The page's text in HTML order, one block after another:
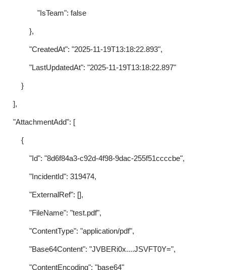
"IsTeam": false
},
"CreatedAt": "2025-11-19T13:18:22.893",
"LastUpdatedAt": "2025-11-19T13:18:22.897"
}
],
"AttachmentAdd": [
{
"Id": "8d6f84a3-c92d-4f98-9dac-255f51ccccbe",
"IncidentId": 319474,
"ExternalRef": [],
"FileName": "test.pdf",
"ContentType": "application/pdf",
"Base64Content": "JVBERi0x....JSVFT0Y=",
"ContentEncoding": "base64"